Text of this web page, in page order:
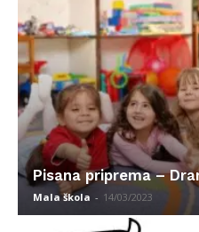
Pisana priprema –
Mala škola - 14/03/2023